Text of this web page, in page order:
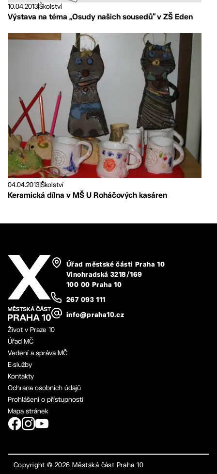
10.04.2013|Školství
Výstava na téma „Osudy našich sousedů“ v ZŠ Eden
04.04.2013Školství
Keramická dílna v MŠ U Roháčových kasáren
Úřad městské části Praha 10
Vinohradská 3218/169
100 00 Praha 10
267 093 111
info@praha10.cz
Život v Praze 10
Úřad MČ
Vedení a správa MČ
E-služby
Kontakty
Ochrana osobních údajů
Prohlášení o přístupnosti
Mapa stránek
Copyright ©2026 Městská část Praha 10